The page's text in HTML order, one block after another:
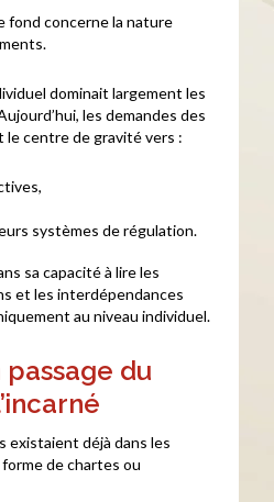
fond concerne la nature
dominait largement les
les demandes des
le centre de gravité vers :
systèmes de régulation.
sa capacité à lire les
et les interdépendances
au niveau individuel.
passage du
existaient déjà dans les
de chartes ou